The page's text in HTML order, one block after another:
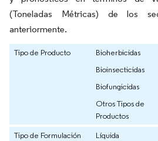
(Toneladas Métricas) de los
anteriormente.
Tipo de Producto
Bioherbicidas
Bioinsecticidas
Biofungicidas
Otros Tipos de
Productos
Tipo de Formulación
Líquida